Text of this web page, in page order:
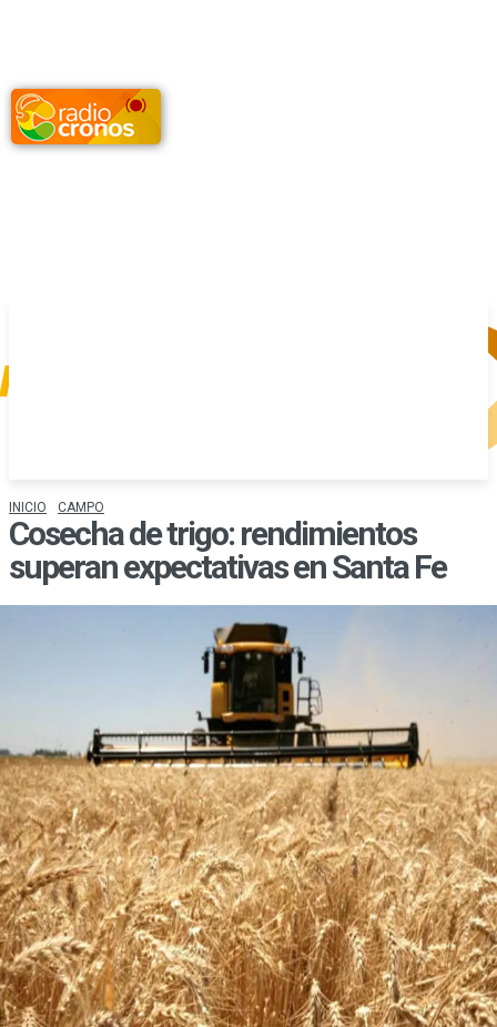
INICIO CAMPO
Cosecha de trigo: rendimientos
superan expectativas en Santa Fe